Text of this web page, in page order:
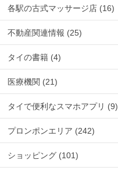
各駅の古式マッサージ店 (16)
不動産関連情報 (25)
タイの書籍 (4)
医療機関 (21)
タイで便利なスマホアプリ (9)
プロンポンエリア (242)
ショッピング (101)